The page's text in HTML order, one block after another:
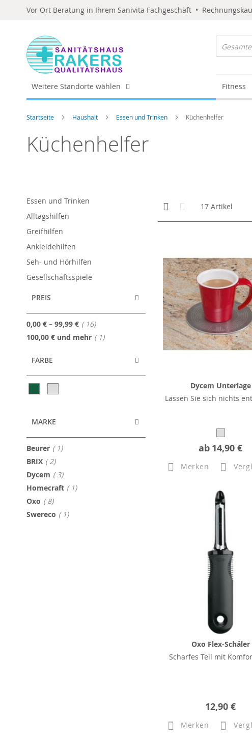
Vor Ort Beratung in Ihrem Sanivita Fachgeschäft •
Weitere Standorte wählen Fitness
Startseite Haushalt Essen und Trinken Küchenhelfer
Küchenhelfer
Anzeigen
als
Kachelansicht
17 Artikel
Dycem Unterlage
Lassen Sie sich nichts
ab 14,90 €
Merken
Oxo Flex-Schäler
Scharfes Teil mit
12,90 €
Merken
Essen und Trinken
Alltagshilfen
Greifhilfen
Ankleidehilfen
Seh- und Hörhilfen
Gesellschaftsspiele
PREIS
0,00 € – 99,99 € 16Artikel
100,00 € und mehr 1Artikel
FARBE
MARKE
Beurer 1Artikel
BRIX 2Artikel
Dycem 3Artikel
Homecraft 1Artikel
Oxo 8Artikel
Swereco 1Artikel